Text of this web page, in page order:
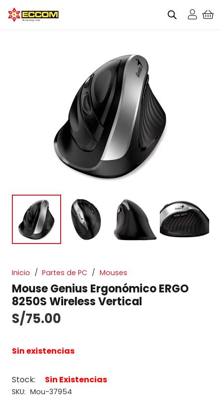
Inicio / Partes de PC / Mouses
Mouse Genius Ergonómico ERGO
8250S Wireless Vertical
S/75.00
Sin existencias
Stock: Sin Existencias
SKU: Mou-37954